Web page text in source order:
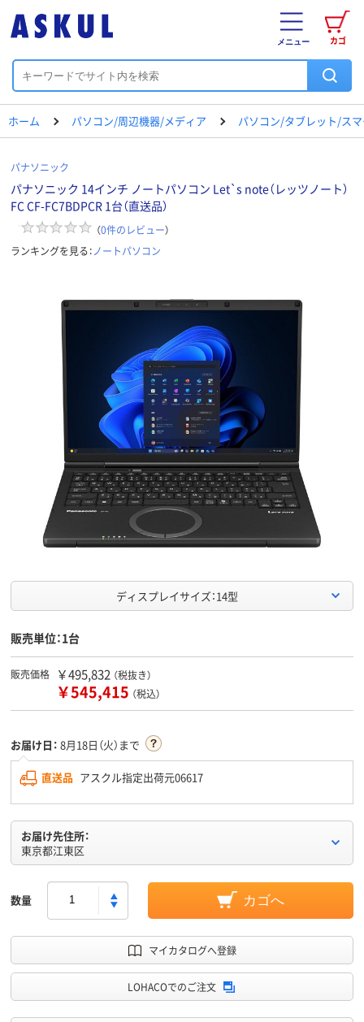
カゴ
メニュー
ホーム パソコン/周辺機器/メディア パソコン/タブレット/ス
パナソニック
パナソニック 14インチ ノートパソコン Let`s note（レッツノート）
FC CF-FC7BDPCR 1台（直送品）
（0件のレビュー）
ランキングを見る：ノートパソコン
ディスプレイサイズ：14型
販売単位：1台
販売価格 ￥495,832 （税抜き）
￥545,415 （税込）
お届け日： 8月18日（火）まで
直送品 アスクル指定出荷元06617
お届け先住所：
東京都江東区
数量 カゴへ
マイカタログへ登録
LOHACOでのご注文